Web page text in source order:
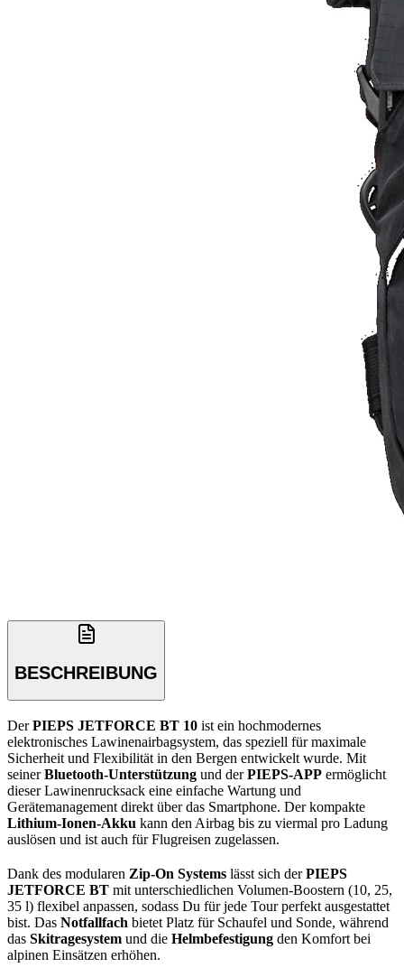
BESCHREIBUNG
DerPIEPS JETFORCE BT 10 ist ein hochmodernes
elektronisches Lawinenairbagsystem, das speziell für maximale
Sicherheit und Flexibilität in den Bergen entwickelt wurde. Mit
seinerBluetooth-Unterstützung und derPIEPS-APP ermöglicht
dieser Lawinenrucksack eine einfache Wartung und
Gerätemanagement direkt über das Smartphone. Der kompakte
Lithium-Ionen-Akku kann den Airbag bis zu viermal pro Ladung
auslösen und ist auch für Flugreisen zugelassen.
Dank des modularen Zip-On Systems lässt sich derPIEPS
JETFORCE BT mit unterschiedlichen Volumen-Boostern (10, 25,
35 l) flexibel anpassen, sodass Du für jede Tour perfekt ausgestattet
bist. Das Notfallfach bietet Platz für Schaufel und Sonde, während
das Skitragesystem und die Helmbefestigung den Komfort bei
alpinen Einsätzen erhöhen.